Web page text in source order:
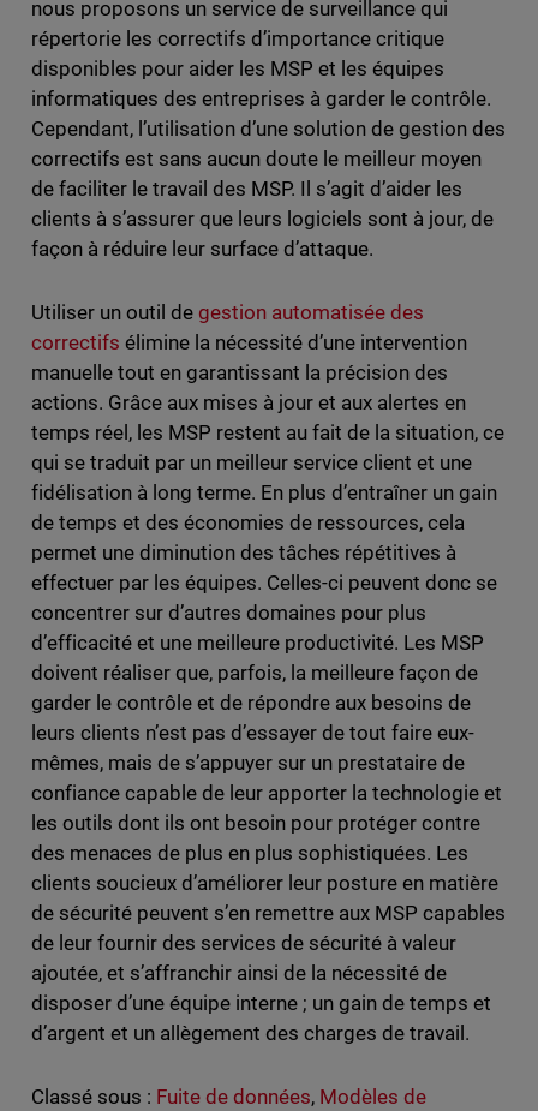
nous proposons un service de surveillance qui
répertorie les correctifs d’importance critique
disponibles pour aider les MSP et les équipes
informatiques des entreprises à garder le contrôle.
Cependant, l’utilisation d’une solution de gestion des
correctifs est sans aucun doute le meilleur moyen
de faciliter le travail des MSP. Il s’agit d’aider les
clients à s’assurer que leurs logiciels sont à jour, de
façon à réduire leur surface d’attaque.
Utiliser un outil de gestion automatisée des
correctifs élimine la nécessité d’une intervention
manuelle tout en garantissant la précision des
actions. Grâce aux mises à jour et aux alertes en
temps réel, les MSP restent au fait de la situation, ce
qui se traduit par un meilleur service client et une
fidélisation à long terme. En plus d’entraîner un gain
de temps et des économies de ressources, cela
permet une diminution des tâches répétitives à
effectuer par les équipes. Celles-ci peuvent donc se
concentrer sur d’autres domaines pour plus
d’efficacité et une meilleure productivité. Les MSP
doivent réaliser que, parfois, la meilleure façon de
garder le contrôle et de répondre aux besoins de
leurs clients n’est pas d’essayer de tout faire eux-
mêmes, mais de s’appuyer sur un prestataire de
confiance capable de leur apporter la technologie et
les outils dont ils ont besoin pour protéger contre
des menaces de plus en plus sophistiquées. Les
clients soucieux d’améliorer leur posture en matière
de sécurité peuvent s’en remettre aux MSP capables
de leur fournir des services de sécurité à valeur
ajoutée, et s’affranchir ainsi de la nécessité de
disposer d’une équipe interne ; un gain de temps et
d’argent et un allègement des charges de travail.
Classé sous : Fuite de données, Modèles de